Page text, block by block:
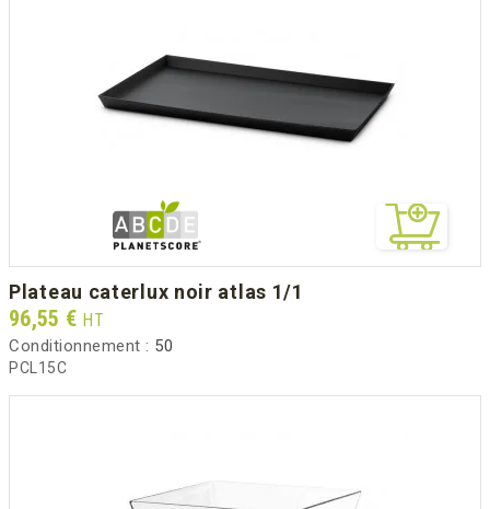
plateau caterlux noir atlas 1/1
Prix
96,55 € HT
Conditionnement : 50
PCL15C